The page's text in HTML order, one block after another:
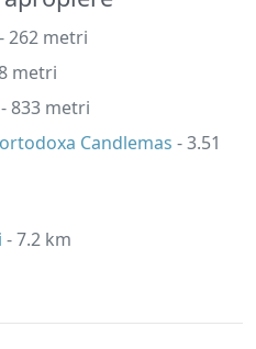
- 262 metri
metri
- 833 metri
Candlemas - 3.51
- 7.2 km